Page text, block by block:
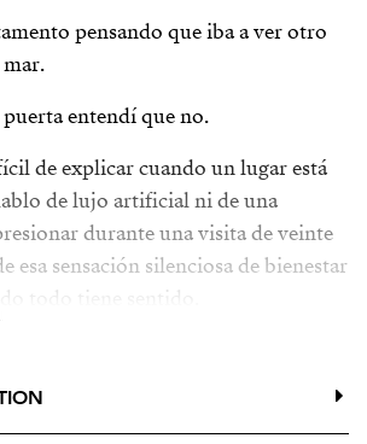
pensando que iba a ver otro
puerta entendí que no.
de explicar cuando un lugar está
de lujo artificial ni de una
durante una visita de veinte
esa sensación silenciosa de bienestar
todo tiene sentido.